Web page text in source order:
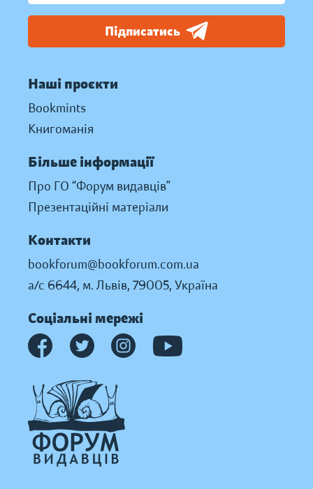
Підписатись
Наші проєкти
Bookmints
Книгоманія
Більше інформації
Про ГО “Форум видавців”
Презентаційні матеріали
Контакти
bookforum@bookforum.com.ua
а/с 6644, м. Львів, 79005, Україна
Соціальні мережі